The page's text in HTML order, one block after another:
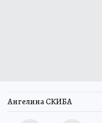
Ангелина СКИБА